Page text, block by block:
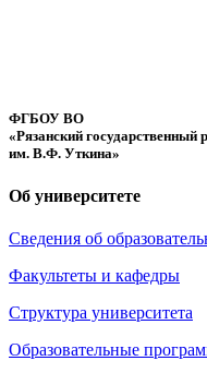
ФГБОУ ВО
«Рязанский государственный
им. В.Ф. Уткина»
Об университете
Сведения об
Факультеты и кафедры
Структура университета
Образовательные